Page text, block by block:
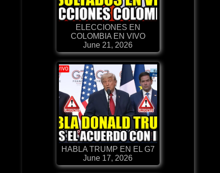
ELECCIONES EN
COLOMBIA EN VIVO
June 21, 2026
HABLA TRUMP EN EL G7
June 17, 2026